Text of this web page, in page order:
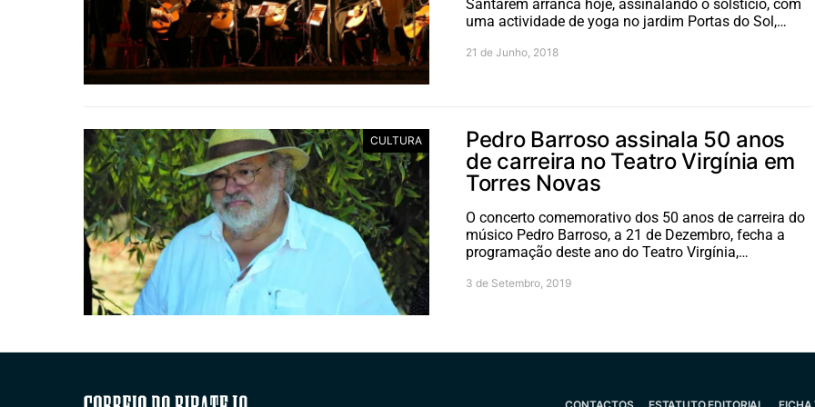
Santarém arranca hoje, assinalando o solstício, com
uma actividade de yoga no jardim Portas do Sol,…
21 de Junho, 2018
CULTURA
Pedro Barroso assinala 50 anos
de carreira no Teatro Virgínia em
Torres Novas
O concerto comemorativo dos 50 anos de carreira do
músico Pedro Barroso, a 21 de Dezembro, fecha a
programação deste ano do Teatro Virgínia,…
3 de Setembro, 2019